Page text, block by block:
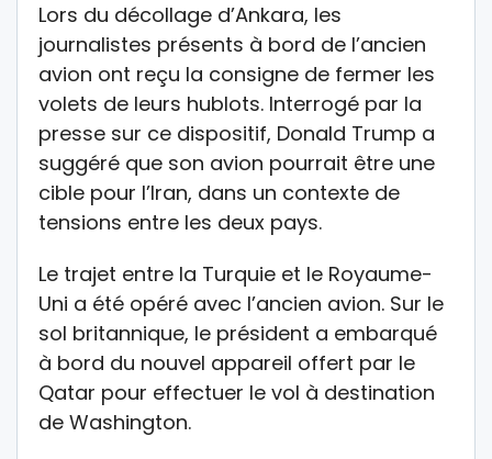
Lors du décollage d’Ankara, les
journalistes présents à bord de l’ancien
avion ont reçu la consigne de fermer les
volets de leurs hublots. Interrogé par la
presse sur ce dispositif, Donald Trump a
suggéré que son avion pourrait être une
cible pour l’Iran, dans un contexte de
tensions entre les deux pays.
Le trajet entre la Turquie et le Royaume-
Uni a été opéré avec l’ancien avion. Sur le
sol britannique, le président a embarqué
à bord du nouvel appareil offert par le
Qatar pour effectuer le vol à destination
de Washington.